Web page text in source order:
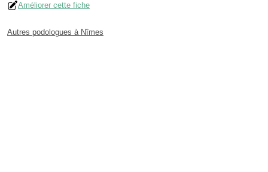
Améliorer cette fiche
Autres podologues à Nîmes